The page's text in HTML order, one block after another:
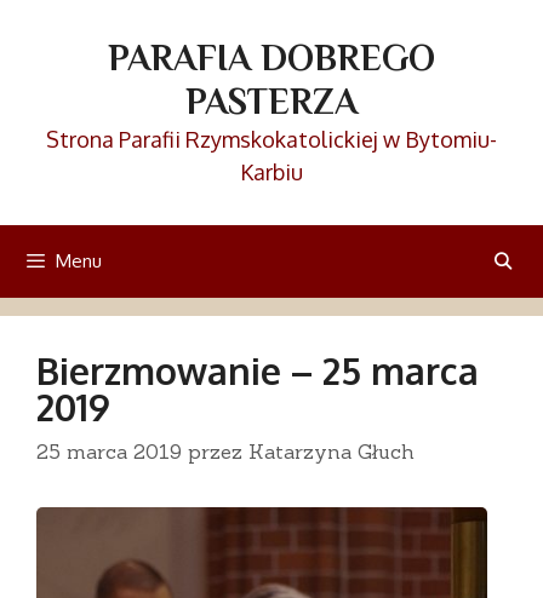
PARAFIA DOBREGO
PASTERZA
Strona Parafii Rzymskokatolickiej w Bytomiu-
Karbiu
Menu
Bierzmowanie – 25 marca
2019
25 marca 2019 przez Katarzyna Głuch